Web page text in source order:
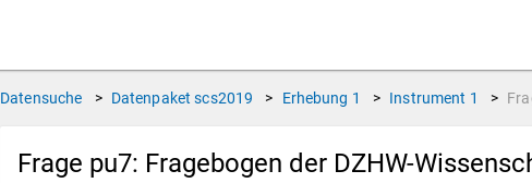
Datensuche > Datenpaket scs2019 > Erhebung 1 > Instrument 1 >
Frage pu7: Fragebogen der DZHW-